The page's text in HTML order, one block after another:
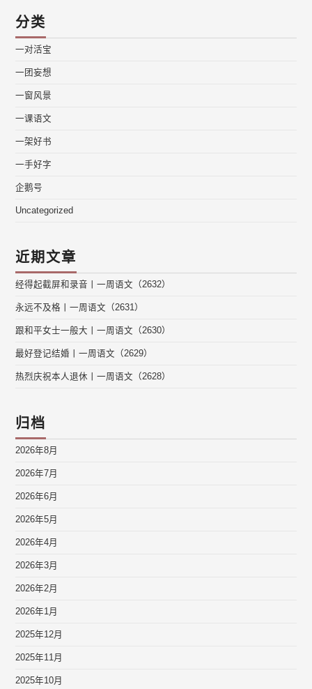
分类
一对活宝
一团妄想
一窗风景
一课语文
一架好书
一手好字
企鹅号
Uncategorized
近期文章
经得起截屏和录音丨一周语文（2632）
永远不及格丨一周语文（2631）
跟和平女士一般大丨一周语文（2630）
最好登记结婚丨一周语文（2629）
热烈庆祝本人退休丨一周语文（2628）
归档
2026年8月
2026年7月
2026年6月
2026年5月
2026年4月
2026年3月
2026年2月
2026年1月
2025年12月
2025年11月
2025年10月